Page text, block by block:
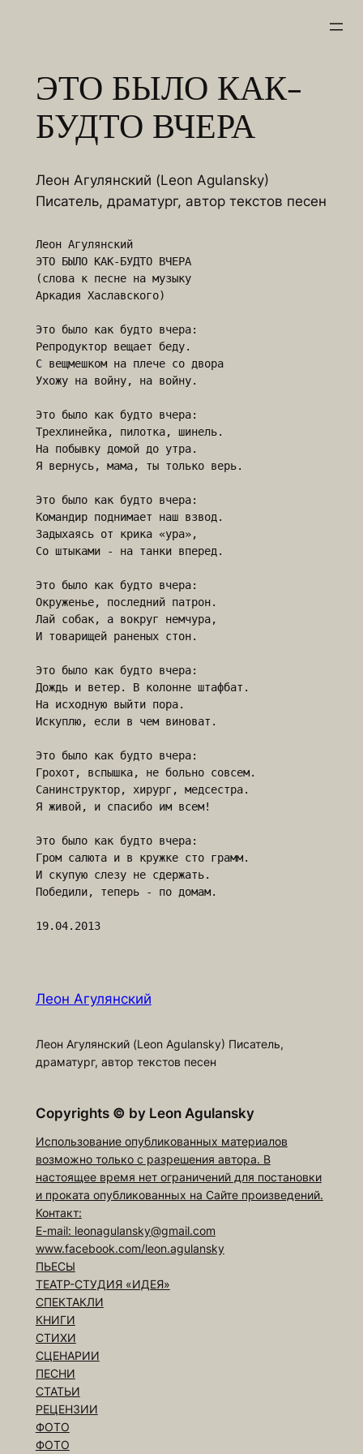
ЭТО БЫЛО КАК-
БУДТО ВЧЕРА
Леон Агулянский (Leon Agulansky)
Писатель, драматург, автор текстов песен
Леон Агулянский
ЭТО БЫЛО КАК-БУДТО ВЧЕРА
(слова к песне на музыку
Аркадия Хаславского)
Это было как будто вчера:
Репродуктор вещает беду.
С вещмешком на плече со двора
Ухожу на войну, на войну.
Это было как будто вчера:
Трехлинейка, пилотка, шинель.
На побывку домой до утра.
Я вернусь, мама, ты только верь.
Это было как будто вчера:
Командир поднимает наш взвод.
Задыхаясь от крика «ура»,
Со штыками - на танки вперед.
Это было как будто вчера:
Окруженье, последний патрон.
Лай собак, а вокруг немчура,
И товарищей раненых стон.
Это было как будто вчера:
Дождь и ветер. В колонне штафбат.
На исходную выйти пора.
Искуплю, если в чем виноват.
Это было как будто вчера:
Грохот, вспышка, не больно совсем.
Санинструктор, хирург, медсестра.
Я живой, и спасибо им всем!
Это было как будто вчера:
Гром салюта и в кружке сто грамм.
И скупую слезу не сдержать.
Победили, теперь - по домам.
19.04.2013
Леон Агулянский
Леон Агулянский (Leon Agulansky) Писатель,
драматург, автор текстов песен
Copyrights © by Leon Agulansky
Использование опубликованных материалов
возможно только с разрешения автора. В
настоящее время нет ограничений для постановки
и проката опубликованных на Сайте произведений.
Контакт:
E-mail: leonagulansky@gmail.com
www.facebook.com/leon.agulansky
ПЬЕСЫ
ТЕАТР-СТУДИЯ «ИДЕЯ»
СПЕКТАКЛИ
КНИГИ
СТИХИ
СЦЕНАРИИ
ПЕСНИ
СТАТЬИ
РЕЦЕНЗИИ
ФОТО
ФОТО